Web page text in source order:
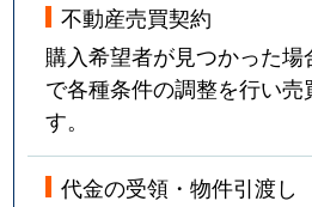
不動産売買契約
購入希望者が見つかった
で各種条件の調整を行い売
す。
代金の受領・物件引渡し